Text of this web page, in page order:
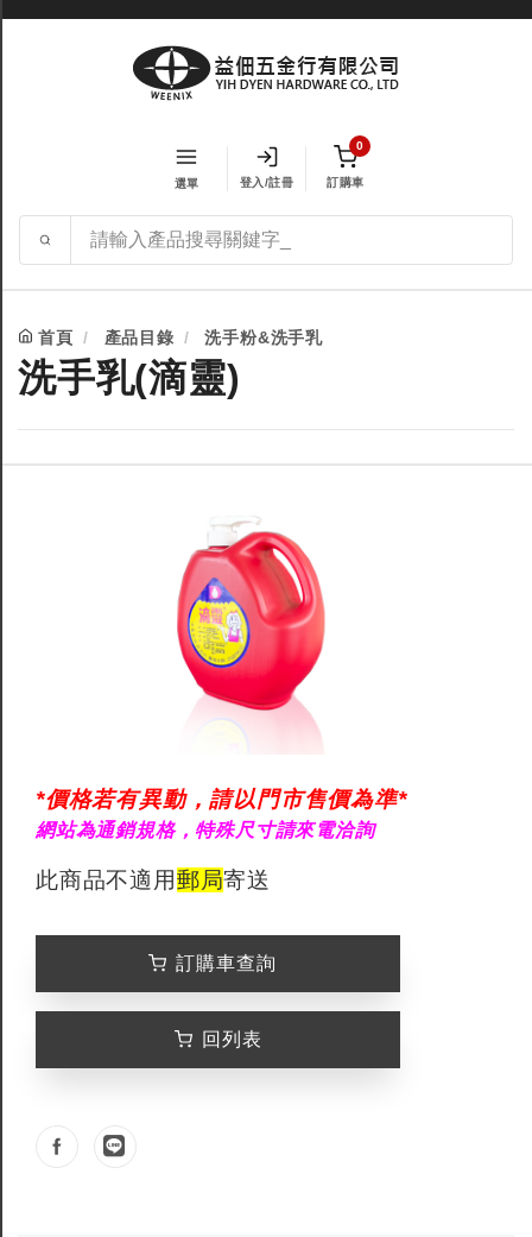
選單 登入/註冊
0
訂購車
首頁 產品目錄 洗手粉&洗手乳
洗手乳(滴靈)
*價格若有異動，請以門市售價為準*
網站為通銷規格，特殊尺寸請來電洽詢
此商品不適用郵局寄送
訂購車查詢
回列表